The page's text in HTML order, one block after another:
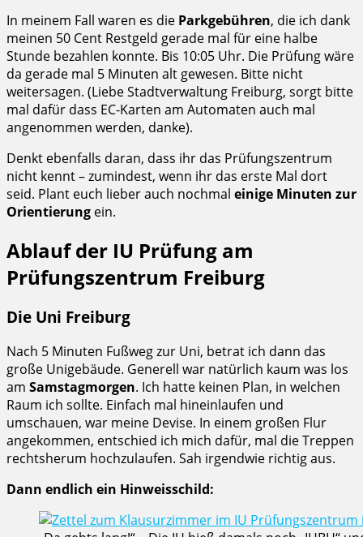
In meinem Fall waren es die Parkgebühren, die ich dank
meinen 50 Cent Restgeld gerade mal für eine halbe
Stunde bezahlen konnte. Bis 10:05 Uhr. Die Prüfung wäre
da gerade mal 5 Minuten alt gewesen. Bitte nicht
weitersagen. (Liebe Stadtverwaltung Freiburg, sorgt bitte
mal dafür dass EC-Karten am Automaten auch mal
angenommen werden, danke).
Denkt ebenfalls daran, dass ihr das Prüfungszentrum
nicht kennt – zumindest, wenn ihr das erste Mal dort
seid. Plant euch lieber auch nochmal einige Minuten zur
Orientierung ein.
Ablauf der IU Prüfung am
Prüfungszentrum Freiburg
Die Uni Freiburg
Nach 5 Minuten Fußweg zur Uni, betrat ich dann das
große Unigebäude. Generell war natürlich kaum was los
am Samstagmorgen. Ich hatte keinen Plan, in welchen
Raum ich sollte. Einfach mal hineinlaufen und
umschauen, war meine Devise. In einem großen Flur
angekommen, entschied ich mich dafür, mal die Treppen
rechtsherum hochzulaufen. Sah irgendwie richtig aus.
Dann endlich ein Hinweisschild: